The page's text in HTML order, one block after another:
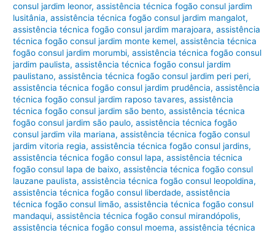
consul jardim leonor,assistência técnica fogão consul jardim
lusitânia,assistência técnica fogão consul jardim mangalot,
assistência técnica fogão consul jardim marajoara,assistência
técnica fogão consul jardim monte kemel,assistência técnica
fogão consul jardim morumbi,assistência técnica fogão consul
jardim paulista,assistência técnica fogão consul jardim
paulistano,assistência técnica fogão consul jardim peri peri,
assistência técnica fogão consul jardim prudência,assistência
técnica fogão consul jardim raposo tavares,assistência
técnica fogão consul jardim são bento,assistência técnica
fogão consul jardim são paulo,assistência técnica fogão
consul jardim vila mariana,assistência técnica fogão consul
jardim vitoria regia,assistência técnica fogão consul jardins,
assistência técnica fogão consul lapa,assistência técnica
fogão consul lapa de baixo,assistência técnica fogão consul
lauzane paulista,assistência técnica fogão consul leopoldina,
assistência técnica fogão consul liberdade,assistência
técnica fogão consul limão,assistência técnica fogão consul
mandaqui,assistência técnica fogão consul mirandópolis,
assistência técnica fogão consul moema,assistência técnica